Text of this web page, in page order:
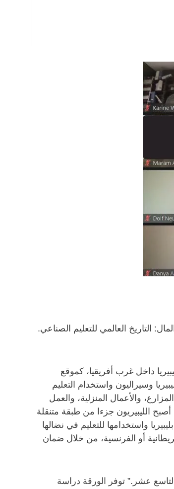
التاريخ العالمي للتعليم الصناعي.
داخل غرب أفريقيا، كموقع
وسيراليون واستخدام التعليم
والأعمال المنزلية، والعمل
أصبح الليبيريون جزءا من طبقة متنقلة
واستخدامها للتعليم في نضالها
أو الفرنسية، من خلال ضمان
عشر.” توفر الورقة دراسة